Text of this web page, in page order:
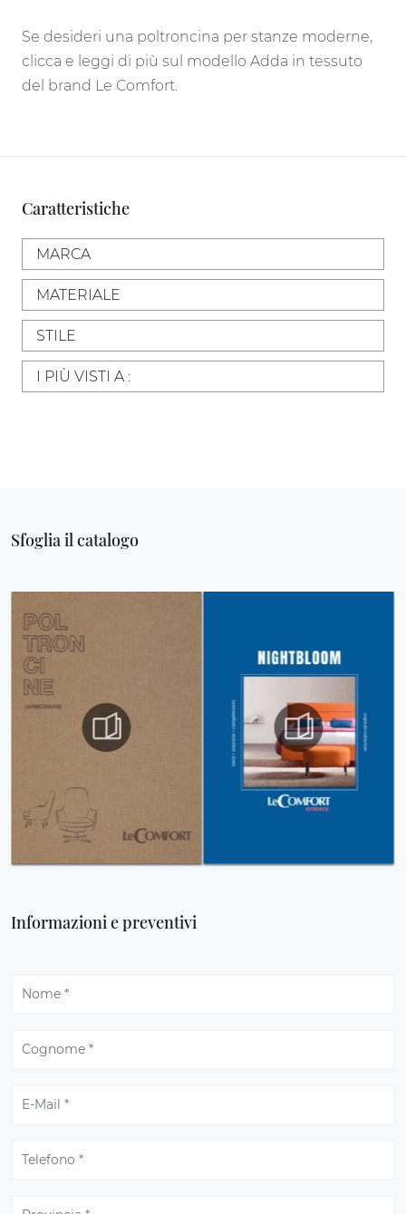
Se desideri una poltroncina per stanze moderne,
clicca e leggi di più sul modello Adda in tessuto
del brand Le Comfort.
Caratteristiche
MARCA
MATERIALE
STILE
I PIÙ VISTI A :
Sfoglia il catalogo
Informazioni e preventivi